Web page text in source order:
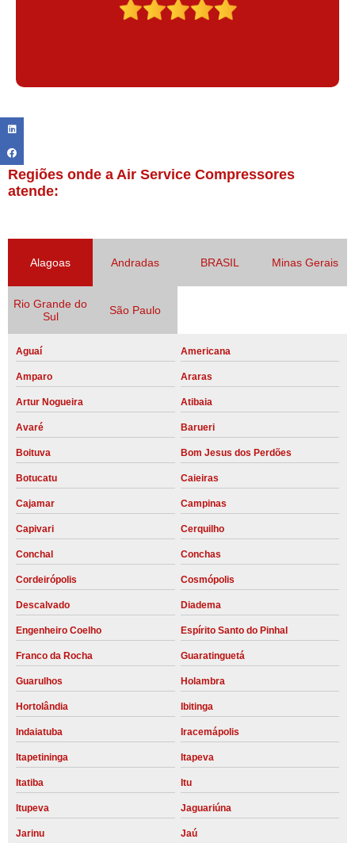
Regiões onde a Air Service Compressores
atende:
Alagoas Andradas BRASIL Minas Gerais
Rio Grande do
Sul
São Paulo
Aguaí Americana
Amparo Araras
Artur Nogueira Atibaia
Avaré Barueri
Boituva Bom Jesus dos Perdões
Botucatu Caieiras
Cajamar Campinas
Capivari Cerquilho
Conchal Conchas
Cordeirópolis Cosmópolis
Descalvado Diadema
Engenheiro Coelho Espírito Santo do Pinhal
Franco da Rocha Guaratinguetá
Guarulhos Holambra
Hortolândia Ibitinga
Indaiatuba Iracemápolis
Itapetininga Itapeva
Itatiba Itu
Itupeva Jaguariúna
Jarinu Jaú